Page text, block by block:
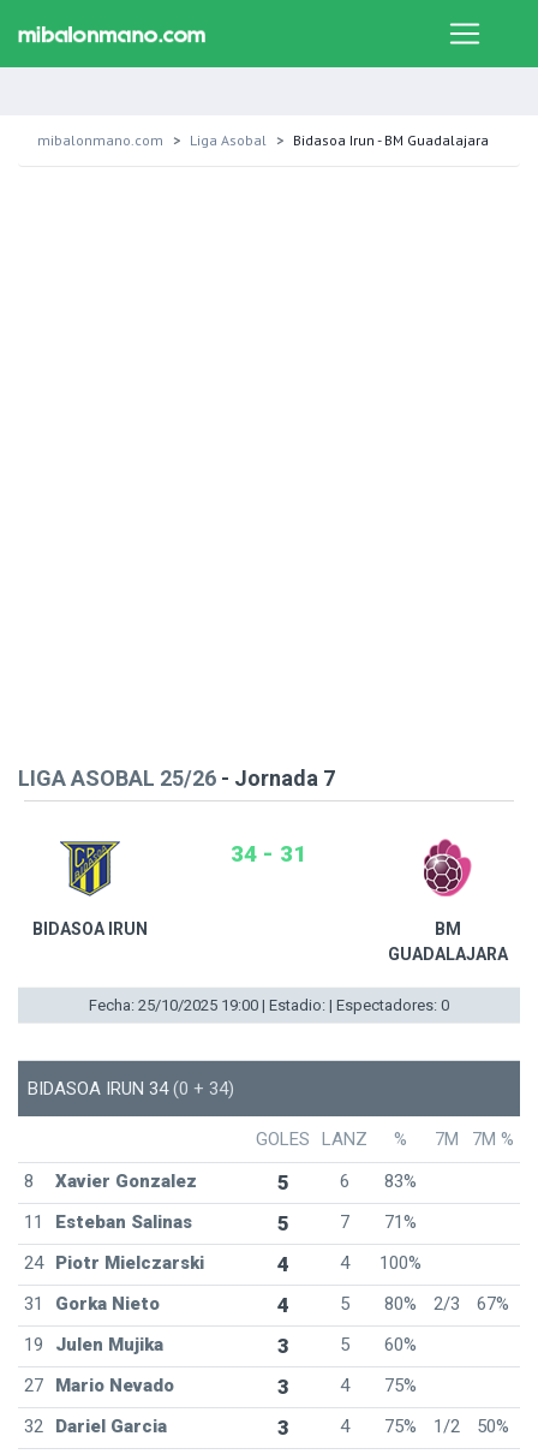
mibalonmano.com Liga Asobal Bidasoa Irun - BM Guadalajara
LIGA ASOBAL 25/26 - Jornada 7
BIDASOA IRUN
34 - 31
BM
GUADALAJARA
Fecha: 25/10/2025 19:00 | Estadio: | Espectadores: 0
BIDASOA IRUN 34(0 + 34)
GOLES LANZ % 7M
7M %
8
Xavier Gonzalez 5 6
83%
11
Esteban Salinas 5 7
71%
24
Piotr Mielczarski 4 4
100%
31
Gorka Nieto 4 5 80% 2/3
67%
19
Julen Mujika 3 5
60%
27
Mario Nevado 3 4
75%
32
Dariel Garcia 3 4 75% 1/2
50%